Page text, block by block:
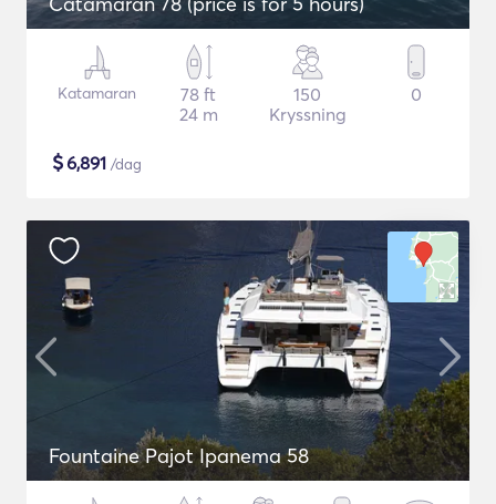
Katamaran
78 ft
24 m
150
Kryssning
0
$6,891 /dag
Fountaine Pajot Ipanema 58